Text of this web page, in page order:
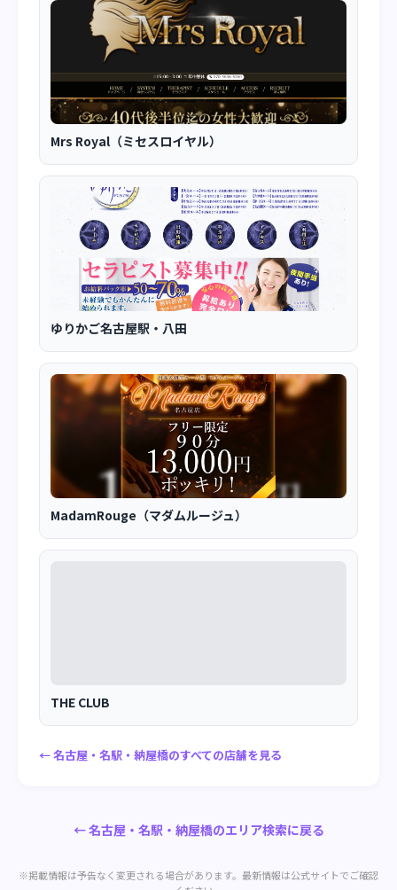
Mrs Royal（ミセスロイヤル）
ゆりかご名古屋駅・八田
MadamRouge（マダムルージュ）
THE CLUB
← 名古屋・名駅・納屋橋のすべての店舗を見る
← 名古屋・名駅・納屋橋のエリア検索に戻る
※掲載情報は予告なく変更される場合があります。最新情報は公式サイトでご確認